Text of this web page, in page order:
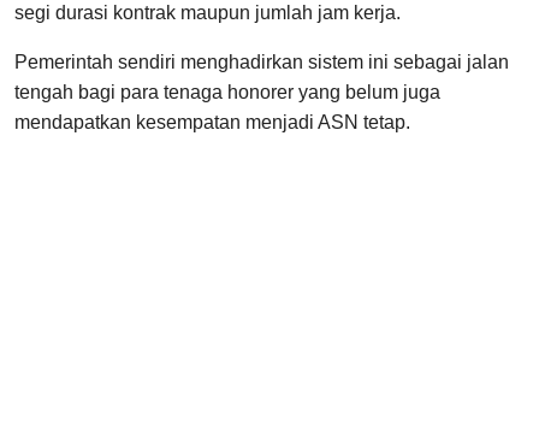
segi durasi kontrak maupun jumlah jam kerja.
Pemerintah sendiri menghadirkan sistem ini sebagai jalan
tengah bagi para tenaga honorer yang belum juga
mendapatkan kesempatan menjadi ASN tetap.